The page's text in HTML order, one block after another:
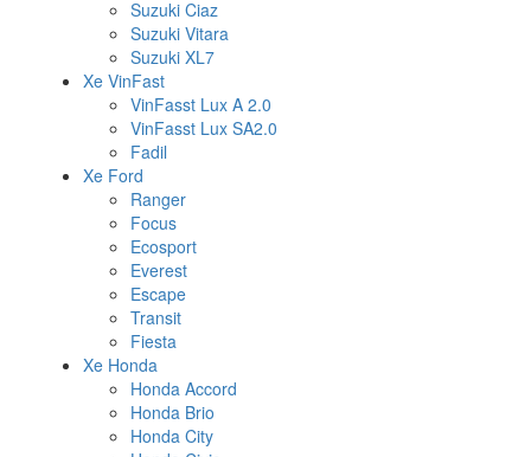
Suzuki Ciaz
Suzuki Vitara
Suzuki XL7
Xe VinFast
VinFasst Lux A 2.0
VinFasst Lux SA2.0
Fadil
Xe Ford
Ranger
Focus
Ecosport
Everest
Escape
Transit
Fiesta
Xe Honda
Honda Accord
Honda Brio
Honda City